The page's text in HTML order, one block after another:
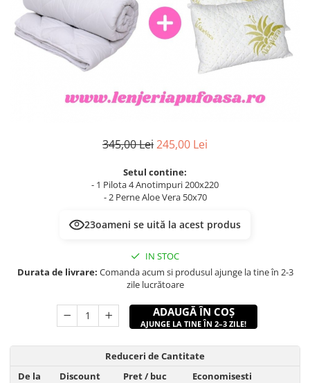
345,00 Lei245,00 Lei
Setul contine:
- 1 Pilota 4 Anotimpuri 200x220
- 2 Perne Aloe Vera 50x70
23oameni se uită la acest produs
IN STOC
Durata de livrare: Comanda acum si produsul ajunge la tine în 2-3
zile lucrătoare
ADAUGĂ ÎN COȘ
AJUNGE LA TINE ÎN 2–3 ZILE!
Reduceri de Cantitate
De la
Discount Pret/ buc
Economisesti